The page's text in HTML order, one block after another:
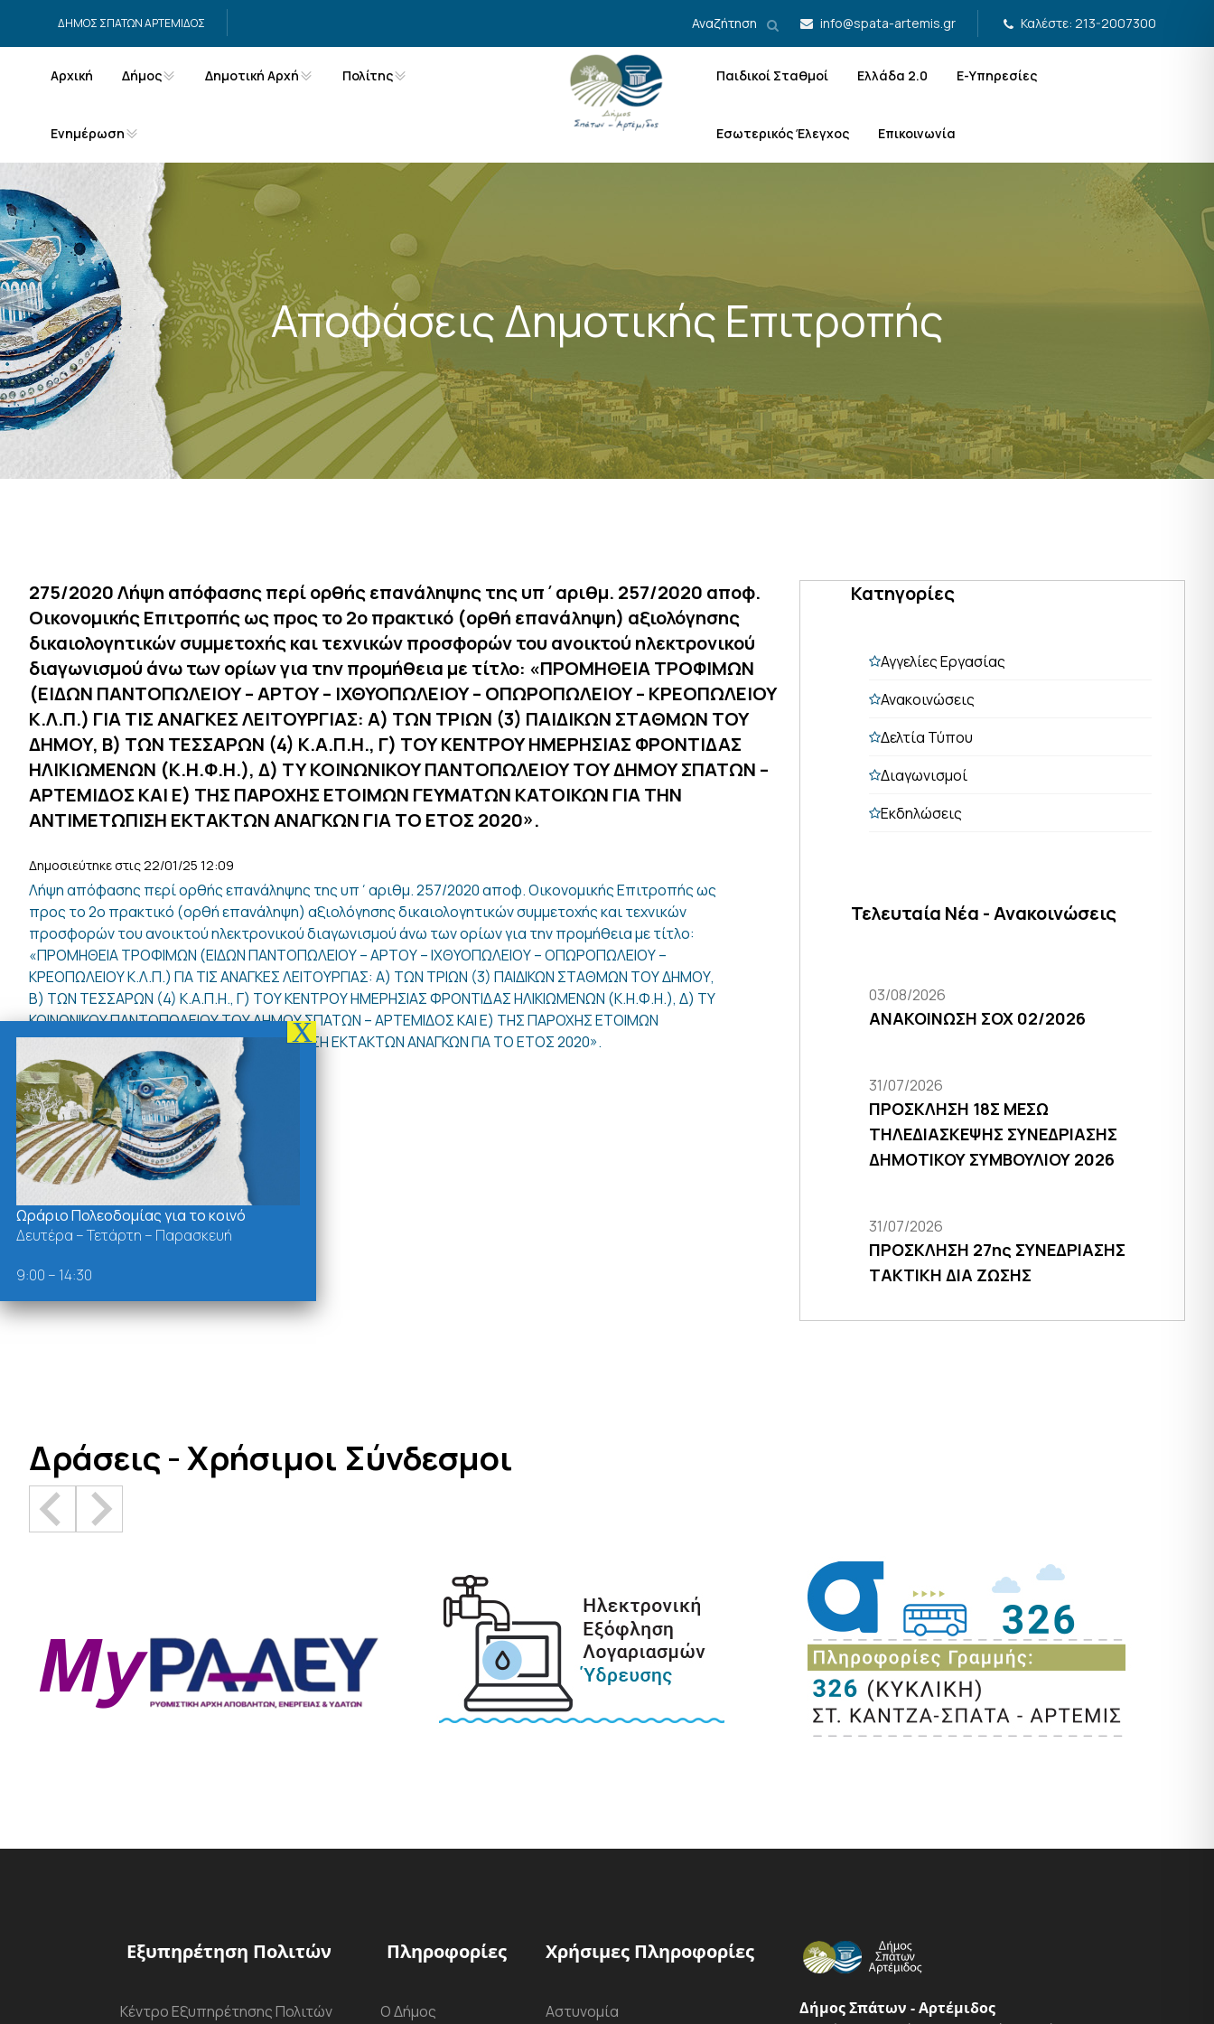
ΔΗΜΟΣ ΣΠΑΤΩΝ ΑΡΤΕΜΙΔΟΣ Αναζήτηση info@spata-artemis.gr Καλέστε: 213-2007300
Αρχική Δήμος Δημοτική Αρχή Πολίτης
Ενημέρωση
Παιδικοί Σταθμοί Ελλάδα 2.0 Ε-Υπηρεσίες
Εσωτερικός Έλεγχος Επικοινωνία
Αποφάσεις Δημοτικής Επιτροπής
275/2020 Λήψη απόφασης περί ορθής επανάληψης της υπ΄αριθμ. 257/2020 αποφ.
Οικονομικής Επιτροπής ως προς το 2ο πρακτικό (ορθή επανάληψη) αξιολόγησης
δικαιολογητικών συμμετοχής και τεχνικών προσφορών του ανοικτού ηλεκτρονικού
διαγωνισμού άνω των ορίων για την προμήθεια με τίτλο: «ΠΡΟΜΗΘΕΙΑ ΤΡΟΦΙΜΩΝ
(ΕΙΔΩΝ ΠΑΝΤΟΠΩΛΕΙΟΥ – ΑΡΤΟΥ – ΙΧΘΥΟΠΩΛΕΙΟΥ – ΟΠΩΡΟΠΩΛΕΙΟΥ – ΚΡΕΟΠΩΛΕΙΟΥ
Κ.Λ.Π.) ΓΙΑ ΤΙΣ ΑΝΑΓΚΕΣ ΛΕΙΤΟΥΡΓΙΑΣ: Α) ΤΩΝ ΤΡΙΩΝ (3) ΠΑΙΔΙΚΩΝ ΣΤΑΘΜΩΝ ΤΟΥ
ΔΗΜΟΥ, Β) ΤΩΝ ΤΕΣΣΑΡΩΝ (4) Κ.Α.Π.Η., Γ) ΤΟΥ ΚΕΝΤΡΟΥ ΗΜΕΡΗΣΙΑΣ ΦΡΟΝΤΙΔΑΣ
ΗΛΙΚΙΩΜΕΝΩΝ (Κ.Η.Φ.Η.), Δ) ΤΥ ΚΟΙΝΩΝΙΚΟΥ ΠΑΝΤΟΠΩΛΕΙΟΥ ΤΟΥ ΔΗΜΟΥ ΣΠΑΤΩΝ –
ΑΡΤΕΜΙΔΟΣ ΚΑΙ Ε) ΤΗΣ ΠΑΡΟΧΗΣ ΕΤΟΙΜΩΝ ΓΕΥΜΑΤΩΝ ΚΑΤΟΙΚΩΝ ΓΙΑ ΤΗΝ
ΑΝΤΙΜΕΤΩΠΙΣΗ ΕΚΤΑΚΤΩΝ ΑΝΑΓΚΩΝ ΓΙΑ ΤΟ ΕΤΟΣ 2020».
Δημοσιεύτηκε στις 22/01/25 12:09
Λήψη απόφασης περί ορθής επανάληψης της υπ΄αριθμ. 257/2020 αποφ. Οικονομικής Επιτροπής ως
προς το 2ο πρακτικό (ορθή επανάληψη) αξιολόγησης δικαιολογητικών συμμετοχής και τεχνικών
προσφορών του ανοικτού ηλεκτρονικού διαγωνισμού άνω των ορίων για την προμήθεια με τίτλο:
«ΠΡΟΜΗΘΕΙΑ ΤΡΟΦΙΜΩΝ (ΕΙΔΩΝ ΠΑΝΤΟΠΩΛΕΙΟΥ – ΑΡΤΟΥ – ΙΧΘΥΟΠΩΛΕΙΟΥ – ΟΠΩΡΟΠΩΛΕΙΟΥ –
ΚΡΕΟΠΩΛΕΙΟΥ Κ.Λ.Π.) ΓΙΑ ΤΙΣ ΑΝΑΓΚΕΣ ΛΕΙΤΟΥΡΓΙΑΣ: Α) ΤΩΝ ΤΡΙΩΝ (3) ΠΑΙΔΙΚΩΝ ΣΤΑΘΜΩΝ ΤΟΥ ΔΗΜΟΥ,
Β) ΤΩΝ ΤΕΣΣΑΡΩΝ (4) Κ.Α.Π.Η., Γ) ΤΟΥ ΚΕΝΤΡΟΥ ΗΜΕΡΗΣΙΑΣ ΦΡΟΝΤΙΔΑΣ ΗΛΙΚΙΩΜΕΝΩΝ (Κ.Η.Φ.Η.), Δ) ΤΥ
ΚΟΙΝΩΝΙΚΟΥ ΠΑΝΤΟΠΩΛΕΙΟΥ ΤΟΥ ΔΗΜΟΥ ΣΠΑΤΩΝ – ΑΡΤΕΜΙΔΟΣ ΚΑΙ Ε) ΤΗΣ ΠΑΡΟΧΗΣ ΕΤΟΙΜΩΝ
ΓΕΥΜΑΤΩΝ ΚΑΤΟΙΚΩΝ ΓΙΑ ΤΗΝ ΑΝΤΙΜΕΤΩΠΙΣΗ ΕΚΤΑΚΤΩΝ ΑΝΑΓΚΩΝ ΓΙΑ ΤΟ ΕΤΟΣ 2020».
Κατηγορίες
Αγγελίες Εργασίας
Ανακοινώσεις
Δελτία Τύπου
Διαγωνισμοί
Εκδηλώσεις
Τελευταία Νέα - Ανακοινώσεις
03/08/2026
ΑΝΑΚΟΙΝΩΣΗ ΣΟΧ 02/2026
31/07/2026
ΠΡΟΣΚΛΗΣΗ 18Σ ΜΕΣΩ
ΤΗΛΕΔΙΑΣΚΕΨΗΣ ΣΥΝΕΔΡΙΑΣΗΣ
ΔΗΜΟΤΙΚΟΥ ΣΥΜΒΟΥΛΙΟΥ 2026
31/07/2026
ΠΡΟΣΚΛΗΣΗ 27ης ΣΥΝΕΔΡΙΑΣΗΣ
ΤΑΚΤΙΚΗ ΔΙΑ ΖΩΣΗΣ
Δράσεις - Χρήσιμοι Σύνδεσμοι
Εξυπηρέτηση Πολιτών
Κέντρο Εξυπηρέτησης Πολιτών
Πληροφορίες
Ο Δήμος
Χρήσιμες Πληροφορίες
Αστυνομία
Δήμος Σπάτων - Αρτέμιδος
Ωράριο Πολεοδομίας για το κοινό
Δευτέρα – Τετάρτη – Παρασκευή
9:00 – 14:30